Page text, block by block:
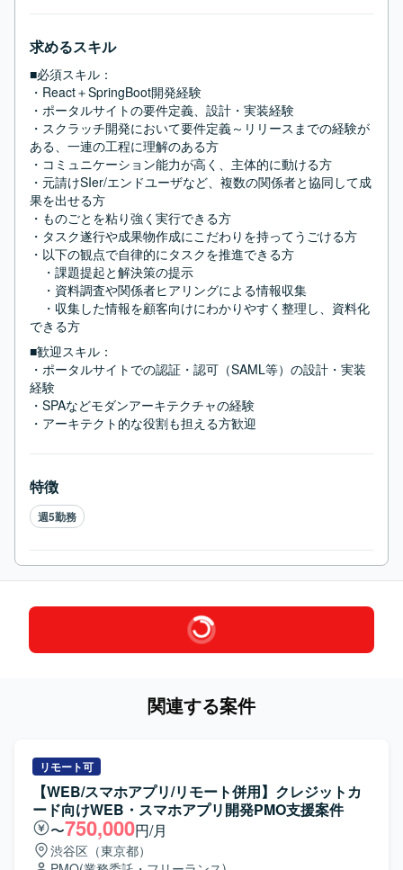
求めるスキル
■必須スキル：
・React＋SpringBoot開発経験
・ポータルサイトの要件定義、設計・実装経験
・スクラッチ開発において要件定義～リリースまでの経験が
ある、一連の工程に理解のある方
・コミュニケーション能力が高く、主体的に動ける方
・元請けSIer/エンドユーザなど、複数の関係者と協同して成
果を出せる方
・ものごとを粘り強く実行できる方
・タスク遂行や成果物作成にこだわりを持ってうごける方
・以下の観点で自律的にタスクを推進できる方
・課題提起と解決策の提示
・資料調査や関係者ヒアリングによる情報収集
・収集した情報を顧客向けにわかりやすく整理し、資料化
できる方
■歓迎スキル：
・ポータルサイトでの認証・認可（SAML等）の設計・実装
経験
・SPAなどモダンアーキテクチャの経験
・アーキテクト的な役割も担える方歓迎
特徴
週5勤務
関連する案件
リモート可
【WEB/スマホアプリ/リモート併用】クレジットカ
ード向けWEB・スマホアプリ開発PMO支援案件
〜750,000円/月
渋谷区（東京都）